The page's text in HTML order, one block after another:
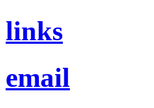
links
e­mail